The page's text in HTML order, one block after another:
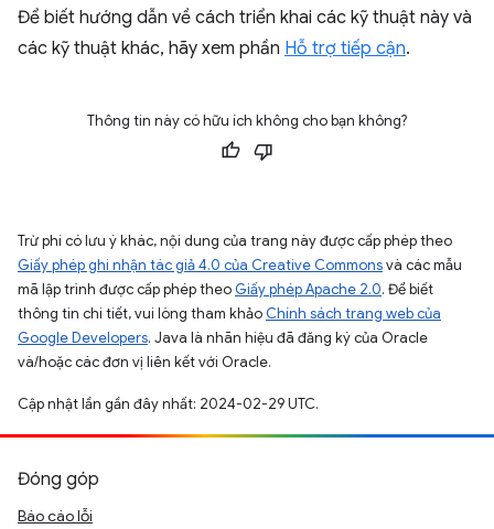
Để biết hướng dẫn về cách triển khai các kỹ thuật này và
các kỹ thuật khác, hãy xem phần Hỗ trợ tiếp cận.
Thông tin này có hữu ích không cho bạn không?
Trừ phi có lưu ý khác, nội dung của trang này được cấp phép theo
Giấy phép ghi nhận tác giả 4.0 của Creative Commonsvà các mẫu
mã lập trình được cấp phép theo Giấy phép Apache 2.0. Để biết
thông tin chi tiết, vui lòng tham khảo Chính sách trang web của
Google Developers. Java là nhãn hiệu đã đăng ký của Oracle
và/hoặc các đơn vị liên kết với Oracle.
Cập nhật lần gần đây nhất: 2024-02-29 UTC.
Đóng góp
Báo cáo lỗi